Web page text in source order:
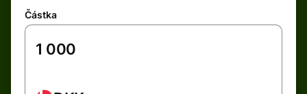
Částka